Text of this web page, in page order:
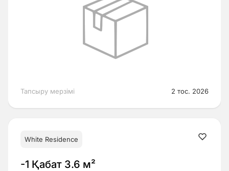
Тапсыру мерзімі 2 тос. 2026
White Residence
-1 Қабат 3.6 м²